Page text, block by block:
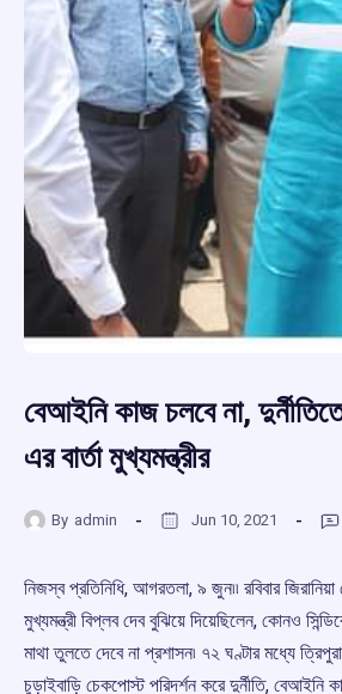
বেআইনি কাজ চলবে না, দুর্নীতিতে
এর বার্তা মুখ্যমন্ত্রীর
By admin Jun 10, 2021
নিজস্ব প্রতিনিধি, আগরতলা, ৯ জুন৷৷ রবিবার জিরানিয়া
মুখ্যমন্ত্রী বিপ্লব দেব বুঝিয়ে দিয়েছিলেন, কোনও
মাথা তুলতে দেবে না প্রশাসন৷ ৭২ ঘণ্টার মধ্যে
চুড়াইবাড়ি চেকপোস্ট পরিদর্শন করে দুর্নীতি, বেআইনি